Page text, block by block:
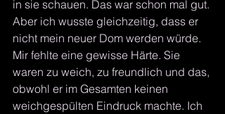
in sie schauen. Das war schon mal gut.
Aber ich wusste gleichzeitig, dass er
nicht mein neuer Dom werden würde.
Mir fehlte eine gewisse Härte. Sie
waren zu weich, zu freundlich und das,
obwohl er im Gesamten keinen
weichgespülten Eindruck machte. Ich